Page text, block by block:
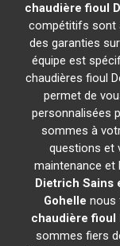
chaudière fioul
compétitifs sont
des garanties
équipe est
chaudières fioul
permet de
personnalisées
sommes à
questions et
maintenance et
Dietrich Sains
Gohelle nous
chaudière fioul
sommes fiers